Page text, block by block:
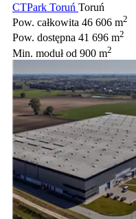
CTPark Toruń Toruń
Pow. całkowita 46 606 m2
Pow. dostępna 41 696 m2
Min. modułod 900 m2